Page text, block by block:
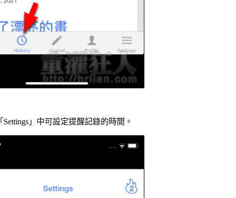
」中可設定提醒記錄的時間。